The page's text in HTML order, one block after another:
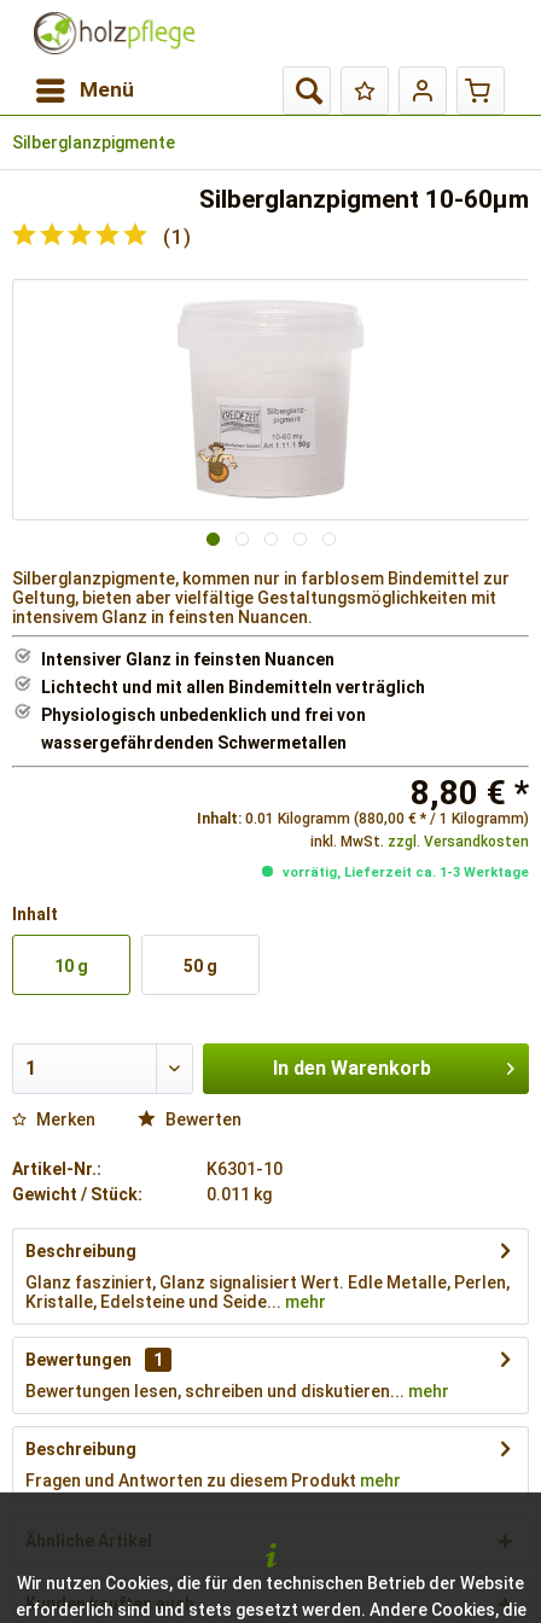
Menü
Silberglanzpigmente
Silberglanzpigment 10-60µm
(1 )
Silberglanzpigmente, kommen nur in farblosem Bindemittel zur
Geltung, bieten aber vielfältige Gestaltungsmöglichkeiten mit
intensivem Glanz in feinsten Nuancen.
Intensiver Glanz in feinsten Nuancen
Lichtecht und mit allen Bindemitteln verträglich
Physiologisch unbedenklich und frei von
wassergefährdenden Schwermetallen
8,80 € *
Inhalt: 0.01 Kilogramm (880,00 € * / 1 Kilogramm)
inkl. MwSt. zzgl. Versandkosten
vorrätig, Lieferzeit ca. 1-3 Werktage
Inhalt
10 g 50 g
In den Warenkorb
Merken Bewerten
Artikel-Nr.:
K6301-10
Gewicht / Stück:
0.011 kg
Beschreibung
Glanz fasziniert, Glanz signalisiert Wert. Edle Metalle, Perlen,
Kristalle, Edelsteine und Seide... mehr
Bewertungen
1
Bewertungen lesen, schreiben und diskutieren... mehr
Beschreibung
Fragen und Antworten zu diesem Produkt mehr
Ähnliche Artikel
Kunden kauften auch
Wir nutzen Cookies, die für den technischen Betrieb der Website
erforderlich sind und stets gesetzt werden. Andere Cookies, die